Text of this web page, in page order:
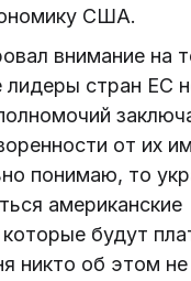
США.
внимание на
лидеры стран ЕС
от их
понимаю, то
американские
будут
никто об этом не